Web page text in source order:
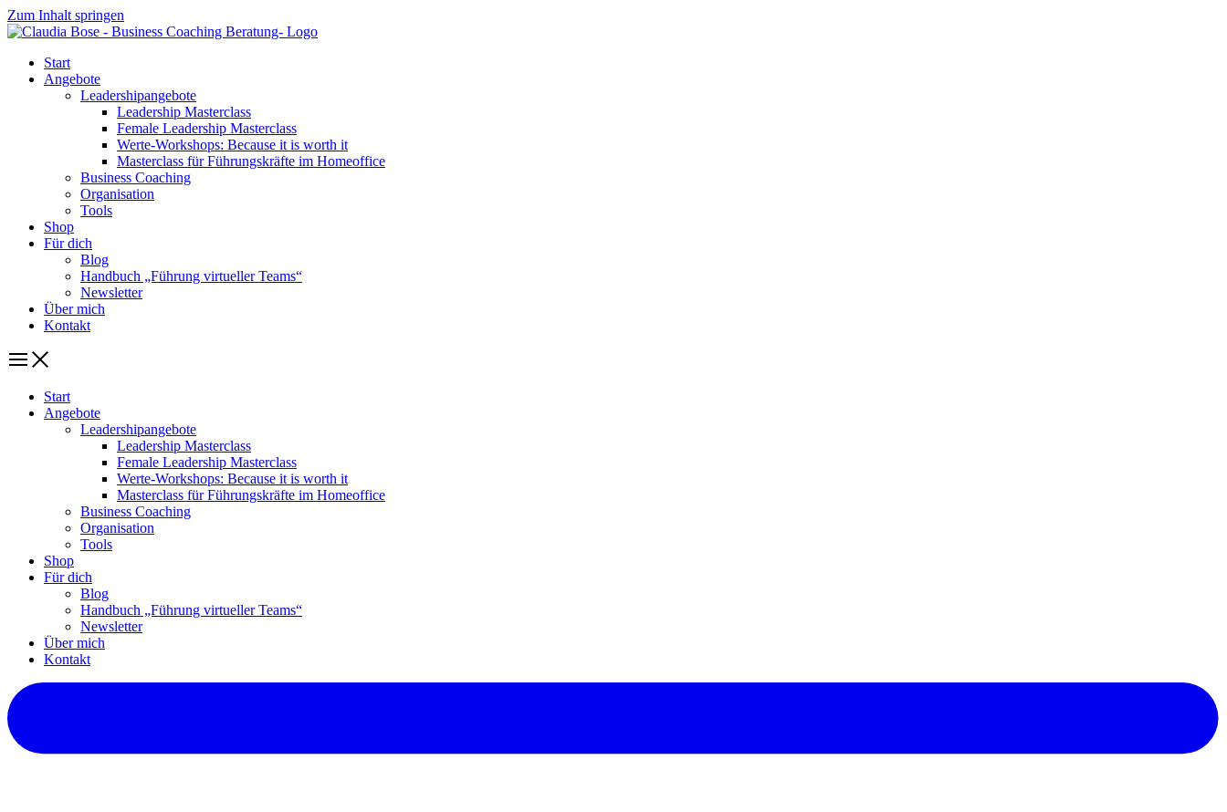
Zum Inhalt springen
Start
Angebote
Leadershipangebote
Leadership Masterclass
Female Leadership Masterclass
Werte-Workshops: Because it is worth it
Masterclass für Führungskräfte im Homeoffice
Business Coaching
Organisation
Tools
Shop
Für dich
Blog
Handbuch „Führung virtueller Teams“
Newsletter
Über mich
Kontakt
Start
Angebote
Leadershipangebote
Leadership Masterclass
Female Leadership Masterclass
Werte-Workshops: Because it is worth it
Masterclass für Führungskräfte im Homeoffice
Business Coaching
Organisation
Tools
Shop
Für dich
Blog
Handbuch „Führung virtueller Teams“
Newsletter
Über mich
Kontakt